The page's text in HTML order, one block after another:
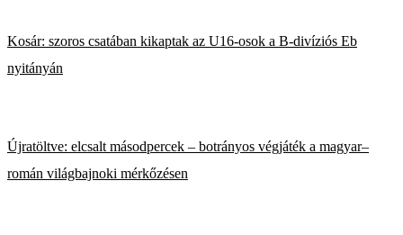
Kosár: szoros csatában kikaptak az U16-osok a B-divíziós Eb
nyitányán
Újratöltve: elcsalt másodpercek – botrányos végjáték a magyar–
román világbajnoki mérkőzésen